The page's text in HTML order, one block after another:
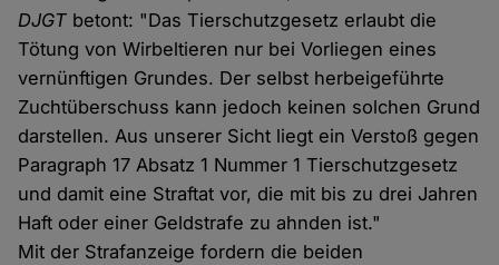
DJGT betont: "Das Tierschutzgesetz erlaubt die
Tötung von Wirbeltieren nur bei Vorliegen eines
vernünftigen Grundes. Der selbst herbeigeführte
Zuchtüberschuss kann jedoch keinen solchen Grund
darstellen. Aus unserer Sicht liegt ein Verstoß gegen
Paragraph 17 Absatz 1 Nummer 1 Tierschutzgesetz
und damit eine Straftat vor, die mit bis zu drei Jahren
Haft oder einer Geldstrafe zu ahnden ist."
Mit der Strafanzeige fordern die beiden